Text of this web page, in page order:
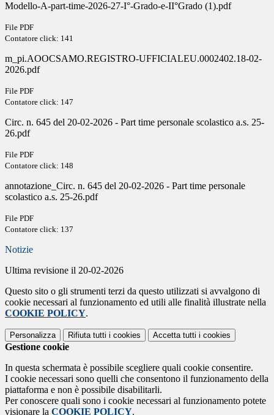
Modello-A-part-time-2026-27-I°-Grado-e-II°Grado (1).pdf
File PDF
Contatore click: 141
m_pi.AOOCSAMO.REGISTRO-UFFICIALEU.0002402.18-02-
2026.pdf
File PDF
Contatore click: 147
Circ. n. 645 del 20-02-2026 - Part time personale scolastico a.s. 25-
26.pdf
File PDF
Contatore click: 148
annotazione_Circ. n. 645 del 20-02-2026 - Part time personale
scolastico a.s. 25-26.pdf
File PDF
Contatore click: 137
Notizie
Ultima revisione il 20-02-2026
Questo sito o gli strumenti terzi da questo utilizzati si avvalgono di
cookie necessari al funzionamento ed utili alle finalità illustrate nella
COOKIE POLICY.
Personalizza Rifiuta tutti i cookies Accetta tutti i cookies
Gestione cookie
In questa schermata è possibile scegliere quali cookie consentire.
I cookie necessari sono quelli che consentono il funzionamento della
piattaforma e non è possibile disabilitarli.
Per conoscere quali sono i cookie necessari al funzionamento potete
visionare la COOKIE POLICY.